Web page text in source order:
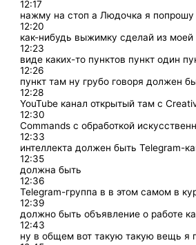
12:17
нажму на стоп а Людочка я попрошу
12:20
как-нибудь выжимку сделай из моей
12:23
виде каких-то пунктов пункт один
12:26
пункт там ну грубо говоря должен
12:28
YouTube канал открытый там с
12:30
Commands с обработкой
12:33
интеллекта должен быть Telegram-
12:35
должна быть
12:36
Telegram-группа в в этом самом в
12:39
должно быть объявление о работе
12:43
ну в общем вот такую такую вещь я